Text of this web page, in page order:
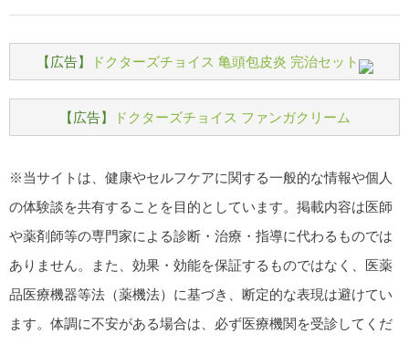
【広告】 ドクターズチョイス 亀頭包皮炎 完治セット
【広告】 ドクターズチョイス ファンガクリーム
※当サイトは、健康やセルフケアに関する一般的な情報や個人
の体験談を共有することを目的としています。掲載内容は医師
や薬剤師等の専門家による診断・治療・指導に代わるものでは
ありません。また、効果・効能を保証するものではなく、医薬
品医療機器等法（薬機法）に基づき、断定的な表現は避けてい
ます。体調に不安がある場合は、必ず医療機関を受診してくだ